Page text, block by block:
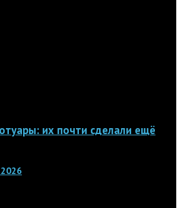
их почти сделали ещё